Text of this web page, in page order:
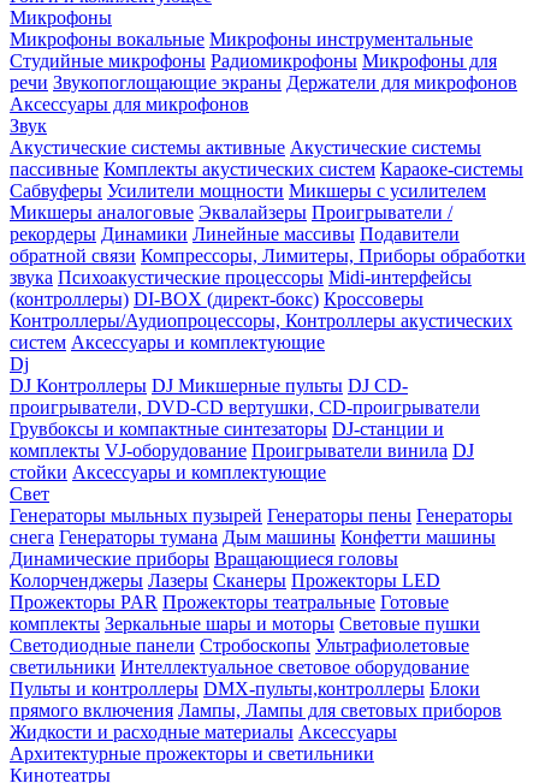
Микрофоны
Микрофоны вокальные Микрофоны инструментальные
Студийные микрофоны Радиомикрофоны Микрофоны для
речи Звукопоглощающие экраны Держатели для микрофонов
Аксессуары для микрофонов
Звук
Акустические системы активные Акустические системы
пассивные Комплекты акустических систем Караоке-системы
Сабвуферы Усилители мощности Микшеры с усилителем
Микшеры аналоговые Эквалайзеры Проигрыватели /
рекордеры Динамики Линейные массивы Подавители
обратной связи Компрессоры, Лимитеры, Приборы обработки
звука Психоакустические процессоры Midi-интерфейсы
(контроллеры) DI-BOX (директ-бокс) Кроссоверы
Контроллеры/Аудиопроцессоры, Контроллеры акустических
систем Аксессуары и комплектующие
Dj
DJ Контроллеры DJ Микшерные пульты DJ CD-
проигрыватели, DVD-CD вертушки, CD-проигрыватели
Грувбоксы и компактные синтезаторы DJ-станции и
комплекты VJ-оборудование Проигрыватели винила DJ
стойки Аксессуары и комплектующие
Свет
Генераторы мыльных пузырей Генераторы пены Генераторы
снега Генераторы тумана Дым машины Конфетти машины
Динамические приборы Вращающиеся головы
Колорченджеры Лазеры Сканеры Прожекторы LED
Прожекторы PAR Прожекторы театральные Готовые
комплекты Зеркальные шары и моторы Световые пушки
Светодиодные панели Стробоскопы Ультрафиолетовые
светильники Интеллектуальное световое оборудование
Пульты и контроллеры DMX-пульты,контроллеры Блоки
прямого включения Лампы, Лампы для световых приборов
Жидкости и расходные материалы Аксессуары
Архитектурные прожекторы и светильники
Кинотеатры